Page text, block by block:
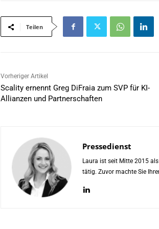
Teilen
Vorheriger Artikel
Scality ernennt Greg DiFraia zum SVP für KI-
Allianzen und Partnerschaften
Pressedienst
Laura ist seit Mitte 2015
tätig. Zuvor machte Sie